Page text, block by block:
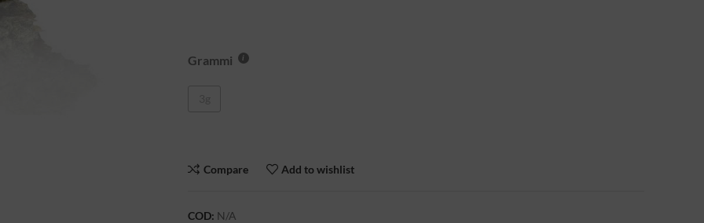
Grammi
Compare Add to wishlist
COD: N/A